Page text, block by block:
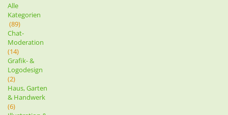
Alle
Kategorien
(89)
Chat-
Moderation
(14)
Grafik- &
Logodesign
(2)
Haus, Garten
& Handwerk
(6)